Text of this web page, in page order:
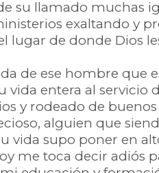
su llamado muchas
exaltando y
lugar de donde Dios
de ese hombre que
vida entera al servicio
y rodeado de
alguien que
vida supo poner en
me toca decir adiós